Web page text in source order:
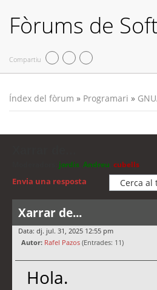
Fòrums de
Compartiu
Índex del fòrum » Programari »
jordis Andreu cubells
Envia una resposta
Xarrar de...
Data: dj. jul. 31, 2025 12:55 pm
Autor: Rafel Pazos (Entrades: 11)
Hola.